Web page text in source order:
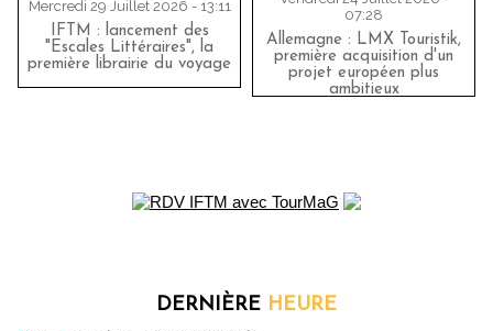
Mercredi 29 Juillet 2026 - 13:11
IFTM : lancement des
"Escales Littéraires", la
première librairie du voyage
07:28
Allemagne : LMX Touristik,
première acquisition d'un
projet européen plus
ambitieux
DERNIÈRE HEURE